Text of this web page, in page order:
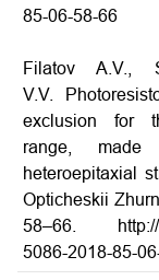
85-06-58-66
Filatov A.V.,
V.V.
exclusion for
range, made
heteroepitaxial
Opticheskii
58–66. http://
5086-2018-85-